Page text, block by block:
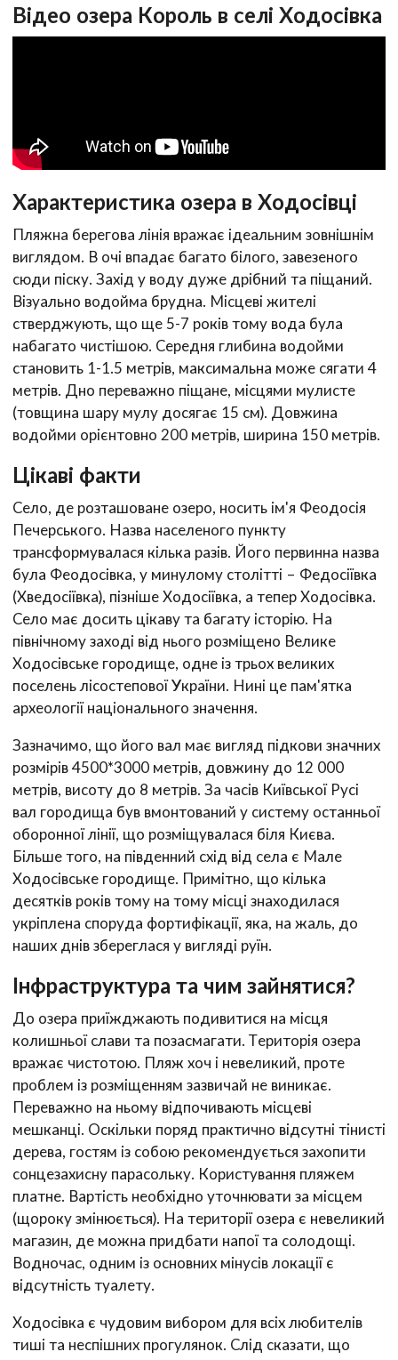
Відео озера Король в селі Ходосівка
Характеристика озера в Ходосівці
Пляжна берегова лінія вражає ідеальним зовнішнім
виглядом. В очі впадає багато білого, завезеного
сюди піску. Захід у воду дуже дрібний та піщаний.
Візуально водойма брудна. Місцеві жителі
стверджують, що ще 5-7 років тому вода була
набагато чистішою. Середня глибина водойми
становить 1-1.5 метрів, максимальна може сягати 4
метрів. Дно переважно піщане, місцями мулисте
(товщина шару мулу досягає 15 см). Довжина
водойми орієнтовно 200 метрів, ширина 150 метрів.
Цікаві факти
Село, де розташоване озеро, носить ім'я Феодосія
Печерського. Назва населеного пункту
трансформувалася кілька разів. Його первинна назва
була Феодосівка, у минулому столітті – Федосіївка
(Хведосіївка), пізніше Ходосіївка, а тепер Ходосівка.
Село має досить цікаву та багату історію. На
північному заході від нього розміщено Велике
Ходосівське городище, одне із трьох великих
поселень лісостепової України. Нині це пам'ятка
археології національного значення.
Зазначимо, що його вал має вигляд підкови значних
розмірів 4500*3000 метрів, довжину до 12 000
метрів, висоту до 8 метрів. За часів Київської Русі
вал городища був вмонтований у систему останньої
оборонної лінії, що розміщувалася біля Києва.
Більше того, на південний схід від села є Мале
Ходосівське городище. Примітно, що кілька
десятків років тому на тому місці знаходилася
укріплена споруда фортифікації, яка, на жаль, до
наших днів збереглася у вигляді руїн.
Інфраструктура та чим зайнятися?
До озера приїжджають подивитися на місця
колишньої слави та позасмагати. Територія озера
вражає чистотою. Пляж хоч і невеликий, проте
проблем із розміщенням зазвичай не виникає.
Переважно на ньому відпочивають місцеві
мешканці. Оскільки поряд практично відсутні тінисті
дерева, гостям із собою рекомендується захопити
сонцезахисну парасольку. Користування пляжем
платне. Вартість необхідно уточнювати за місцем
(щороку змінюється). На території озера є невеликий
магазин, де можна придбати напої та солодощі.
Водночас, одним із основних мінусів локації є
відсутність туалету.
Ходосівка є чудовим вибором для всіх любителів
тиші та неспішних прогулянок. Слід сказати, що